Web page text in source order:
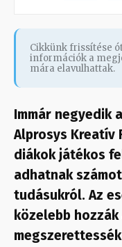
Cikkünk frissítése
információk a
mára elavulhattak.
Immár negyedik
Alprosys Kreatív
diákok játékos
adhatnak
tudásukról. Az
közelebb